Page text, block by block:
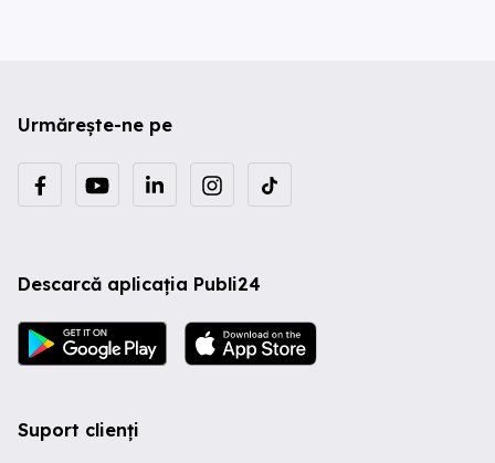
Urmărește-ne pe
Descarcă aplicația Publi24
Suport clienți